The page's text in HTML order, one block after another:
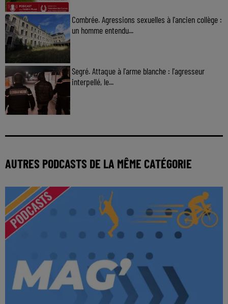
Combrée. Agressions sexuelles à l'ancien collège :
un homme entendu...
Segré. Attaque à l'arme blanche : l'agresseur
interpellé, le...
AUTRES PODCASTS DE LA MÊME CATÉGORIE